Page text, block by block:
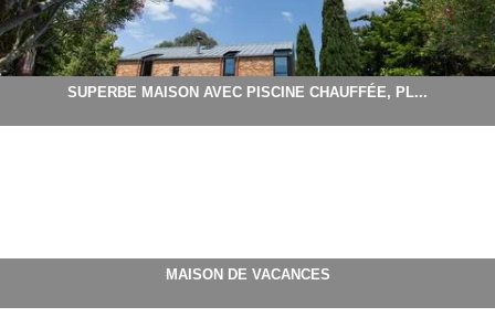
SUPERBE MAISON AVEC PISCINE CHAUFFÉE, PL...
MAISON DE VACANCES